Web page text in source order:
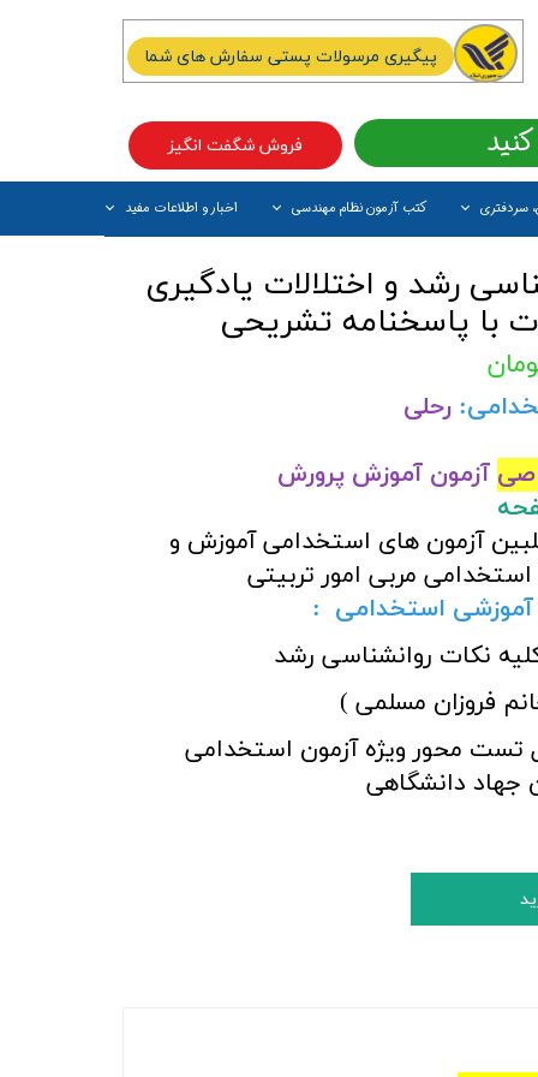
سردفتری کتب آزمون نظام مهندسی اخبار و اطلاعات مفید
فروش شگفت انگیز
پیگیری مرسولات پستی سفارش های شما
رشد و اختلالات یادگیری
با پاسخنامه تشریحی
رحلی
آزمون آموزش پرورش
آزمون های استخدامی آموزش و
مربی امور تربیتی
آموزشی استخدامی :
نکات روانشناسی رشد
فروزان مسلمی )
300 سوال تست محور ویژه آزمون استخدامی
جهاد دانشگاهی